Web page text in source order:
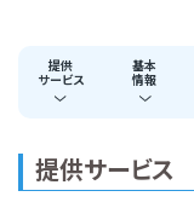
提供
サービス
基本
情報
提供サービス